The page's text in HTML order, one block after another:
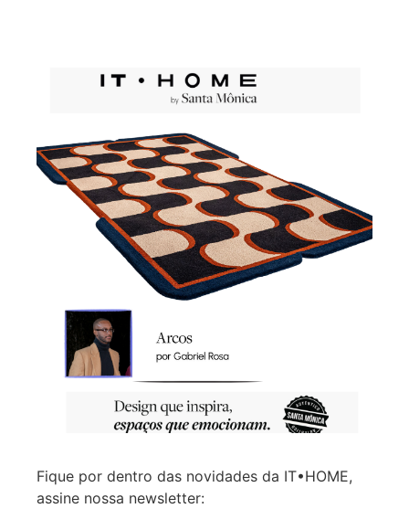
Fique por dentro das novidades da IT•HOME,
assine nossa newsletter: